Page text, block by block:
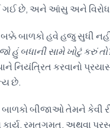
ગઈ છે, અને આંસુ અને
બાળકો હવે હજુ સુધી
હું બધાની સામે ખોટું કરું
નિયંત્રિત કરવાનો
છે.
બીજાઓ તેમને કેવી
કાર્ય, રમતગમત, અથવા